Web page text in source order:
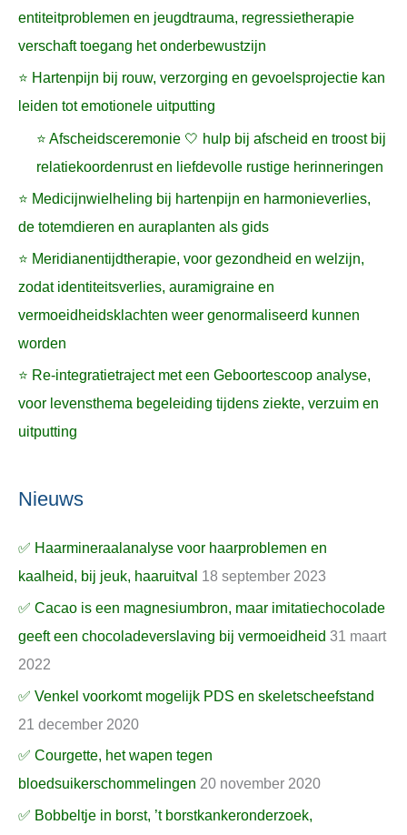
entiteitproblemen en jeugdtrauma, regressietherapie
verschaft toegang het onderbewustzijn
⭐ Hartenpijn bij rouw, verzorging en gevoelsprojectie kan
leiden tot emotionele uitputting
⭐ Afscheidsceremonie 🤍 hulp bij afscheid en troost bij
relatiekoordenrust en liefdevolle rustige herinneringen
⭐ Medicijnwielheling bij hartenpijn en harmonieverlies,
de totemdieren en auraplanten als gids
⭐ Meridianentijdtherapie, voor gezondheid en welzijn,
zodat identiteitsverlies, auramigraine en
vermoeidheidsklachten weer genormaliseerd kunnen
worden
⭐ Re-integratietraject met een Geboortescoop analyse,
voor levensthema begeleiding tijdens ziekte, verzuim en
uitputting
Nieuws
✅ Haarmineraalanalyse voor haarproblemen en
kaalheid, bij jeuk, haaruitval 18 september 2023
✅ Cacao is een magnesiumbron, maar imitatiechocolade
geeft een chocoladeverslaving bij vermoeidheid 31 maart
2022
✅ Venkel voorkomt mogelijk PDS en skeletscheefstand
21 december 2020
✅ Courgette, het wapen tegen
bloedsuikerschommelingen 20 november 2020
✅ Bobbeltje in borst, ’t borstkankeronderzoek,